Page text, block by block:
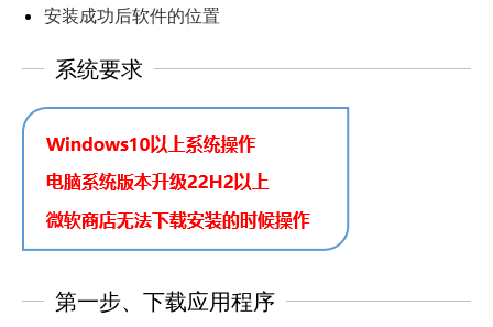
安装成功后软件的位置
系统要求
第一步、下载应用程序